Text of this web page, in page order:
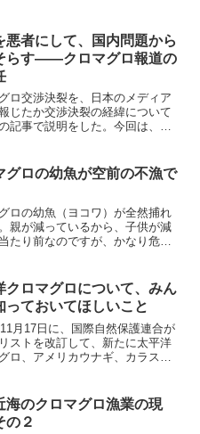
悪者にして、国内問題から
らす――クロマグロ報道の
ロ交渉決裂を、日本のメディア
じたか交渉決裂の経緯について
記事で説明をした。今回は、そ
）における太平洋クロマグロの交
ついて、...
グロの幼魚が空前の不漁で
ロの幼魚（ヨコワ）が全然捕れ
親が減っているから、子供が減
たり前なのですが、かなり危機
及び九州西（※2）において設
縄モニタ...
クロマグロについて、みん
っておいてほしいこと
月17日に、国際自然保護連合が
ストを改訂して、新たに太平洋
ロ、アメリカウナギ、カラスフ
目的であり、掲載されたからと
ただち...
海のクロマグロ漁業の現
２